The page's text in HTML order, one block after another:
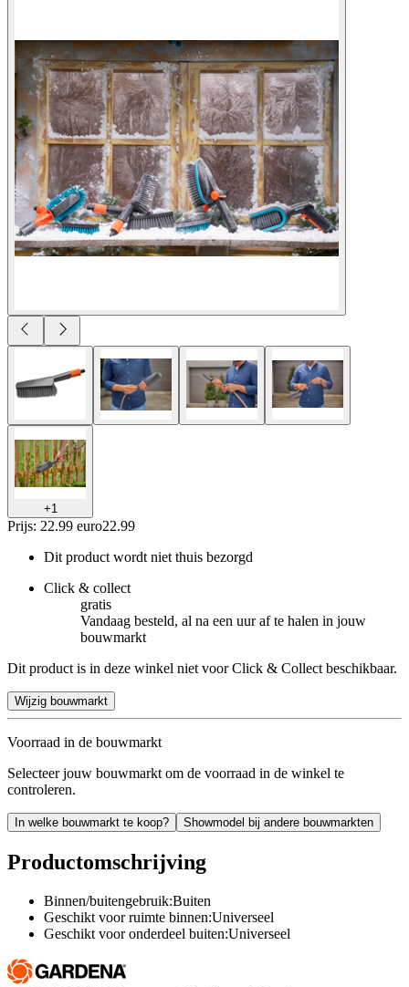
+1
Prijs: 22.99 euro22.99
Dit product wordt niet thuis bezorgd
Click & collect
gratis
Vandaag besteld, al na een uur af te halen in jouw
bouwmarkt
Dit product is in deze winkel niet voor Click & Collect beschikbaar.
Wijzig bouwmarkt
Voorraad in de bouwmarkt
Selecteer jouw bouwmarkt om de voorraad in de winkel te
controleren.
In welke bouwmarkt te koop? Showmodel bij andere bouwmarkten
Productomschrijving
Binnen/buitengebruik:Buiten
Geschikt voor ruimte binnen:Universeel
Geschikt voor onderdeel buiten:Universeel